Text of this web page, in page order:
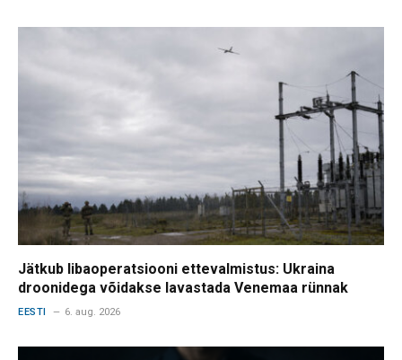
Jätkub libaoperatsiooni ettevalmistus: Ukraina
droonidega võidakse lavastada Venemaa rünnak
EESTI 6. aug. 2026